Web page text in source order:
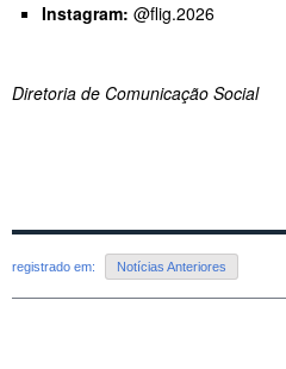
Instagram: @flig.2026
Diretoria de Comunicação Social
registrado em: Notícias Anteriores